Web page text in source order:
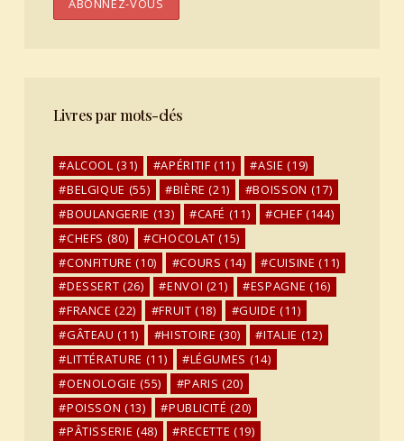
Livres par mots-clés
ALCOOL (31) APÉRITIF (11) ASIE (19)
BELGIQUE (55) BIÈRE (21) BOISSON (17)
BOULANGERIE (13) CAFÉ (11) CHEF (144)
CHEFS (80) CHOCOLAT (15)
CONFITURE (10) COURS (14) CUISINE (11)
DESSERT (26) ENVOI (21) ESPAGNE (16)
FRANCE (22) FRUIT (18) GUIDE (11)
GÂTEAU (11) HISTOIRE (30) ITALIE (12)
LITTÉRATURE (11) LÉGUMES (14)
OENOLOGIE (55) PARIS (20)
POISSON (13) PUBLICITÉ (20)
PÂTISSERIE (48) RECETTE (19)